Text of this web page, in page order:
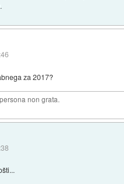
za 2017?
non grata.